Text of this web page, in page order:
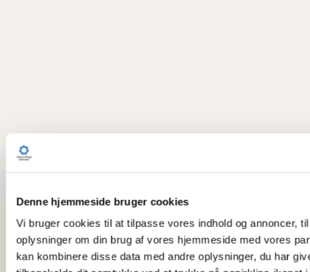
Denne hjemmeside bruger cookies
Vi bruger cookies til at tilpasse vores indhold og annoncer,
oplysninger om din brug af vores hjemmeside med vores
kan kombinere disse data med andre oplysninger, du har